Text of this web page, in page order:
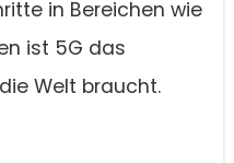
in Bereichen wie
ist 5G das
Welt braucht.